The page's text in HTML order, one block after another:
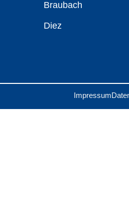
Braubach
Diez
Impressum